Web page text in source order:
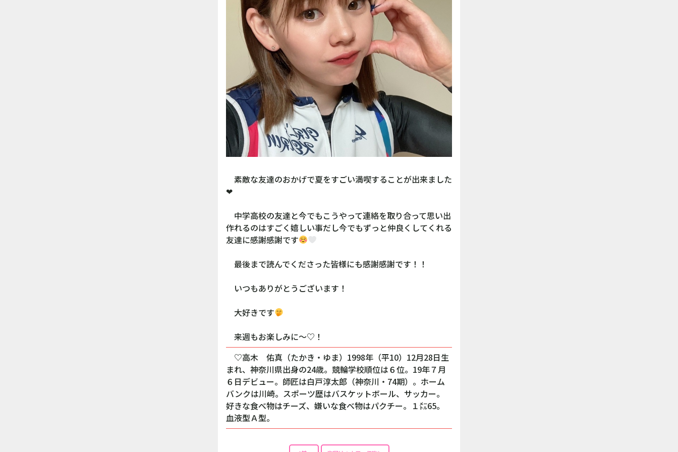
素敵な友達のおかげで夏をすごい満喫することが出来ました
❤︎
中学高校の友達と今でもこうやって連絡を取り合って思い出
作れるのはすごく嬉しい事だし今でもずっと仲良くしてくれる
友達に感謝感謝です
最後まで読んでくださった皆様にも感謝感謝です！！
いつもありがとうございます！
大好きです
来週もお楽しみに〜♡！
♡高木 佑真（たかき・ゆま）1998年（平10）12月28日生
まれ、神奈川県出身の24歳。競輪学校順位は６位。19年７月
６日デビュー。師匠は白戸淳太郎（神奈川・74期）。ホーム
バンクは川崎。スポーツ歴はバスケットボール、サッカー。
好きな食べ物はチーズ、嫌いな食べ物はパクチー。１㍍65。
血液型Ａ型。